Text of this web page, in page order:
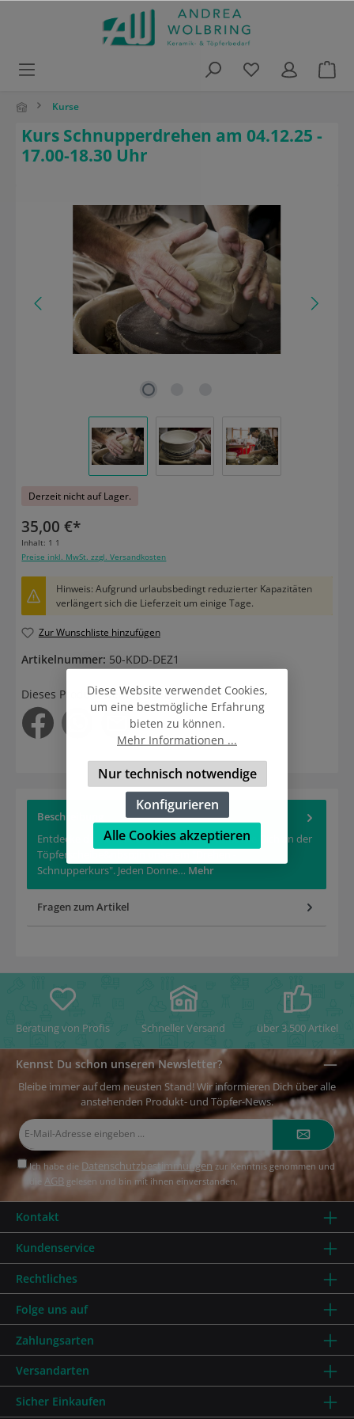
Kurse
Kurs Schnupperdrehen am 04.12.25 -
17.00-18.30 Uhr
Derzeit nicht auf Lager.
35,00 €*
Inhalt: 1 1
Preise inkl. MwSt. zzgl. Versandkosten
Hinweis: Aufgrund urlaubsbedingt reduzierter Kapazitäten
verlängert sich die Lieferzeit um einige Tage.
Zur Wunschliste hinzufügen
Artikelnummer: 50-KDD-DEZ1
Dieses Produkt weiterempfehlen:
Beschreibung
Entdecke die Kunst des Töpferns und versuche Dich an der
Töpferscheibe&nbsp;in unserem "Drehen -
Schnupperkurs". Jeden Donne… Mehr
Fragen zum Artikel
Beratung von Profis Schneller Versand über 3.500 Artikel
Kennst Du schon unseren Newsletter?
Bleibe immer auf dem neusten Stand! Wir informieren Dich über alle
anstehenden Produkt- und Töpfer-News.
Ich habe die Datenschutzbestimmungenzur Kenntnis genommen und
AGB gelesen und bin mit ihnen einverstanden.
Kundenservice
Rechtliches
Kontakt
Zahlungsarten
Versandarten
Sicher Einkaufen
Folge uns auf
Diese Website verwendet Cookies,
um eine bestmögliche Erfahrung
bieten zu können.
Mehr Informationen ...
Nur technisch notwendige
Konfigurieren
Alle Cookies akzeptieren